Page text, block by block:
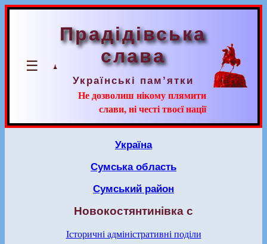
☰
Прадідівська
слава
Українські пам’ятки
Не дозволиш нікому плямити
слави, ні честі твоєї нації
Україна
Сумська область
Сумський район
Новокостянтинівка с
Історичні адміністративні поділи